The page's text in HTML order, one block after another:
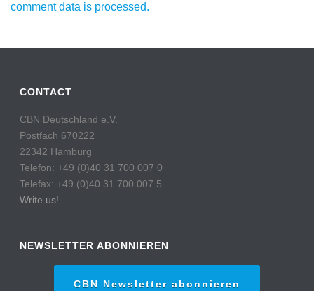
comment data is processed.
CONTACT
CBN Deutschland e.V.
Postfach 670222
22342 Hamburg
Telefon: +49 (0)40 31 700 007 0
Telefax: +49 (0)40 31 700 007 5
Write us!
NEWSLETTER ABONNIEREN
CBN Newsletter abonnieren